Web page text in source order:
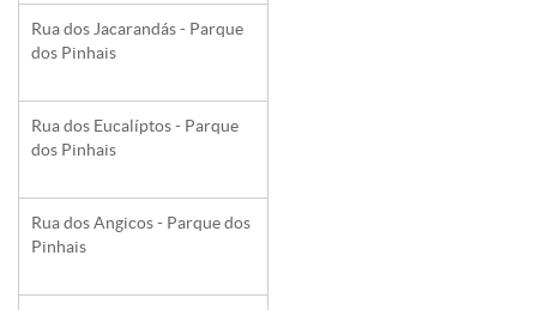
Rua dos Jacarandás - Parque
dos Pinhais
Rua dos Eucalíptos - Parque
dos Pinhais
Rua dos Angicos - Parque dos
Pinhais